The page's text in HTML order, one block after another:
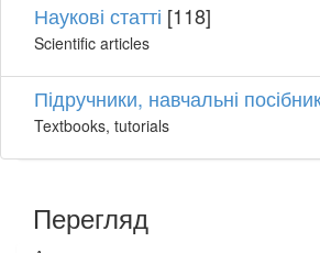
Наукові статті [118]
Scientific articles
Підручники, навчальні
Textbooks, tutorials
Перегляд